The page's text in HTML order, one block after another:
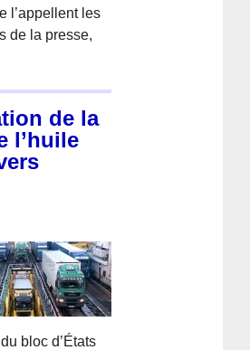
l’appellent les
de la presse,
de la
l’huile
bloc d’États